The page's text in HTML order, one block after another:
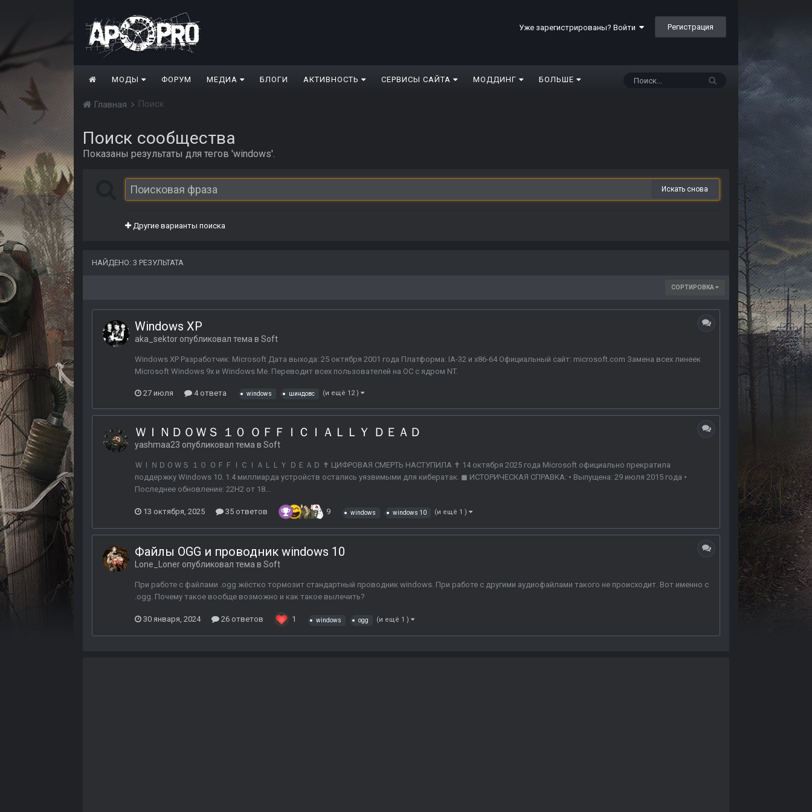
Уже зарегистрированы? Войти Регистрация
МОДЫ ФОРУМ МЕДИА БЛОГИ АКТИВНОСТЬ СЕРВИСЫ САЙТА МОДДИНГ БОЛЬШЕ
Главная Поиск
Поиск сообщества
Показаны результаты для тегов 'windows'.
Искать снова
Другие варианты поиска
НАЙДЕНО: 3 РЕЗУЛЬТАТА
СОРТИРОВКА
Windows XP
aka_sektor опубликовал тема в Soft
Windows XP Разработчик: Microsoft Дата выхода: 25 октября 2001 года Платформа: IA-32 и x86-64 Официальный сайт: microsoft.com Замена всех линеек
Microsoft Windows 9x и Windows Ме. Переводит всех пользователей на ОС с ядром NT.
27 июля 4 ответа windows шиндовс (и ещё 12 )
ＷＩＮＤＯＷＳ １０ ＯＦＦＩＣＩＡＬＬＹ ＤＥＡＤ
yashmaa23 опубликовал тема в Soft
ＷＩＮＤＯＷＳ １０ ＯＦＦＩＣＩＡＬＬＹ ＤＥＡＤ ✝ ЦИФРОВАЯ СМЕРТЬ НАСТУПИЛА ✝ 14 октября 2025 года Microsoft официально прекратила
поддержку Windows 10. 1.4 миллиарда устройств остались уязвимыми для кибератак. ◼ ИСТОРИЧЕСКАЯ СПРАВКА: • Выпущена: 29 июля 2015 года •
Последнее обновление: 22H2 от 18...
13 октября, 2025 35 ответов 9 windows windows 10 (и ещё 1 )
Файлы OGG и проводник windows 10
Lone_Loner опубликовал тема в Soft
При работе с файлами .ogg жёстко тормозит стандартный проводник windows. При работе с другими аудиофайлами такого не происходит. Вот именно с
.ogg. Почему такое вообще возможно и как такое вылечить?
30 января, 2024 26 ответов 1 windows ogg (и ещё 1 )